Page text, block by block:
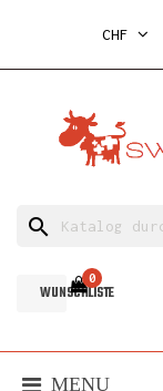
CHF
search
WUNSCHLISTE
0
MENU